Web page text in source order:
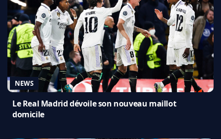
NEWS
Le Real Madrid dévoile son nouveau maillot
domicile